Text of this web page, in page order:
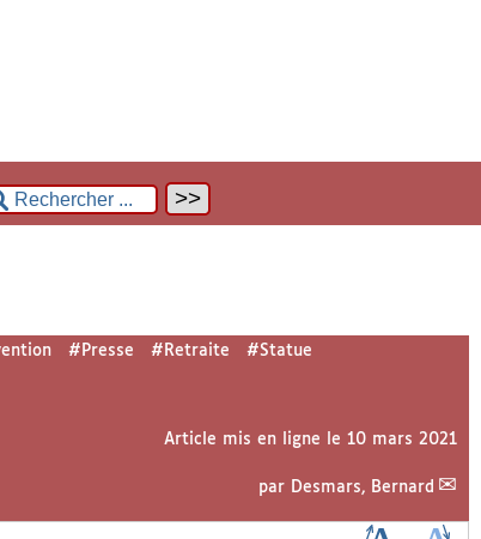
#Presse #Retraite
#Statue
Article mis en ligne le 10 mars 2021
par Desmars, Bernard